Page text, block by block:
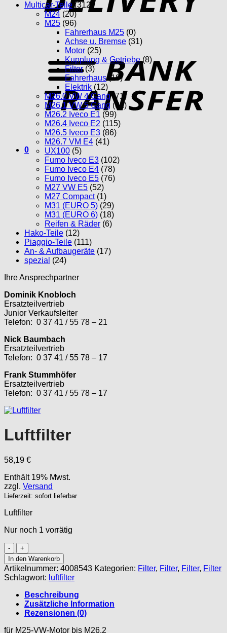
0
Multicar-Teile (312)
M24 (20)
M25 (96)
Fahrerhaus M25 (0)
Achse u. Bremse (31)
Motor (25)
Kupplung & Getriebe (8)
Filter (3)
Fahrerhaus (18)
Elektrik (12)
M26.0 VW 4 Gang (71)
M26.1 VW 5 Gang (81)
M26.2 Iveco E1 (99)
M26.4 Iveco E2 (115)
M26.5 Iveco E3 (86)
M26.7 VM E4 (41)
UX100 (5)
Fumo Iveco E3 (102)
Fumo Iveco E4 (78)
Fumo Iveco E5 (76)
M27 VW E5 (52)
M27 Compact (1)
M31 (EURO 5) (29)
M31 (EURO 6) (18)
Reifen & Räder (6)
Hako-Teile (12)
Piaggio-Teile (111)
An- & Aufbaugeräte (17)
spezial (24)
Ihre Ansprechpartner
Dominik Knobloch
Ersatzteilvertrieb
Junior Verkaufsleiter
Telefon: 0 37 41 / 55 78 – 21
Nick Baumbach
Ersatzteilvertrieb
Telefon: 0 37 41 / 55 78 – 17
Frank Stummhöfer
Ersatzteilvertrieb
Telefon: 0 37 41 / 55 78 – 17
Luftfilter
58,19 €
Enthält 19% Mwst.
zzgl. Versand
Lieferzeit: sofort lieferbar
Luftfilter
Nur noch 1 vorrätig
Luftfilter
Menge
In den Warenkorb
Artikelnummer: 4008543 Kategorien: Filter, Filter, Filter, Filter
Schlagwort: luftfilter
Beschreibung
Zusätzliche Information
Rezensionen (0)
für M25-VW-Motor bis M26.2